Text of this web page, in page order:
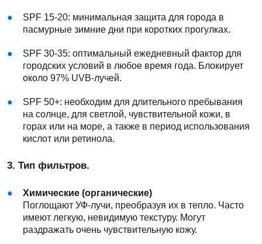
SPF 15-20: минимальная защита для города в
пасмурные зимние дни при коротких прогулках.
SPF 30-35: оптимальный ежедневный фактор для
городских условий в любое время года. Блокирует
около 97% UVB-лучей.
SPF 50+: необходим для длительного пребывания
на солнце, для светлой, чувствительной кожи, в
горах или на море, а также в период использования
кислот или ретинола.
3. Тип фильтров.
Химические (органические)
Поглощают УФ-лучи, преобразуя их в тепло. Часто
имеют легкую, невидимую текстуру. Могут
раздражать очень чувствительную кожу.